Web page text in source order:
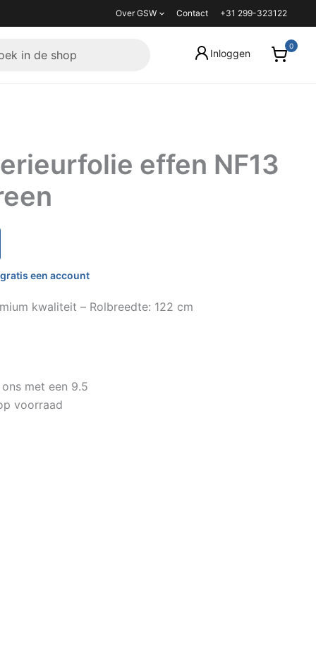
Over GSW Contact +31 299-323122
Inloggen
effen NF13
een account
kwaliteit – Rolbreedte: 122 cm
met een 9.5
voorraad